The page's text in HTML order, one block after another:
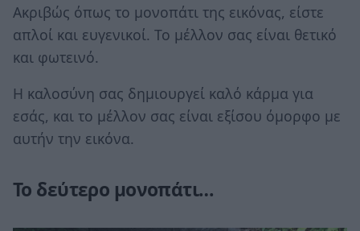
Ακριβώς όπως το μονοπάτι της εικόνας, είστε
απλοί και ευγενικοί. Το μέλλον σας είναι θετικό
και φωτεινό.
Η καλοσύνη σας δημιουργεί καλό κάρμα για
εσάς, και το μέλλον σας είναι εξίσου όμορφο με
αυτήν την εικόνα.
Το δεύτερο μονοπάτι…